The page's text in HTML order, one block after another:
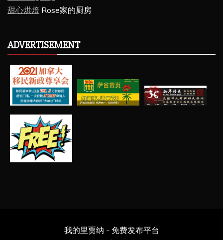
甜心烘焙 Rose家的厨房
ADVERTISEMENT
我的里贾纳 - 免费发布平台